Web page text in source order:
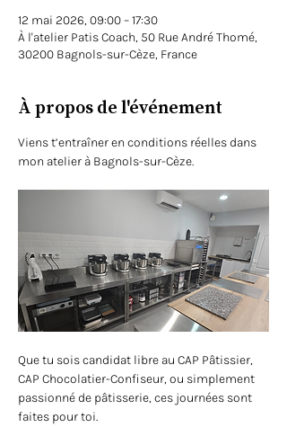
12 mai 2026, 09:00 – 17:30
À l'atelier Patis Coach, 50 Rue André Thomé,
30200 Bagnols-sur-Cèze, France
À propos de l'événement
Viens t’entraîner en conditions réelles dans
mon atelier à Bagnols-sur-Cèze.
Que tu sois candidat libre au CAP Pâtissier,
CAP Chocolatier-Confiseur, ou simplement
passionné de pâtisserie, ces journées sont
faites pour toi.